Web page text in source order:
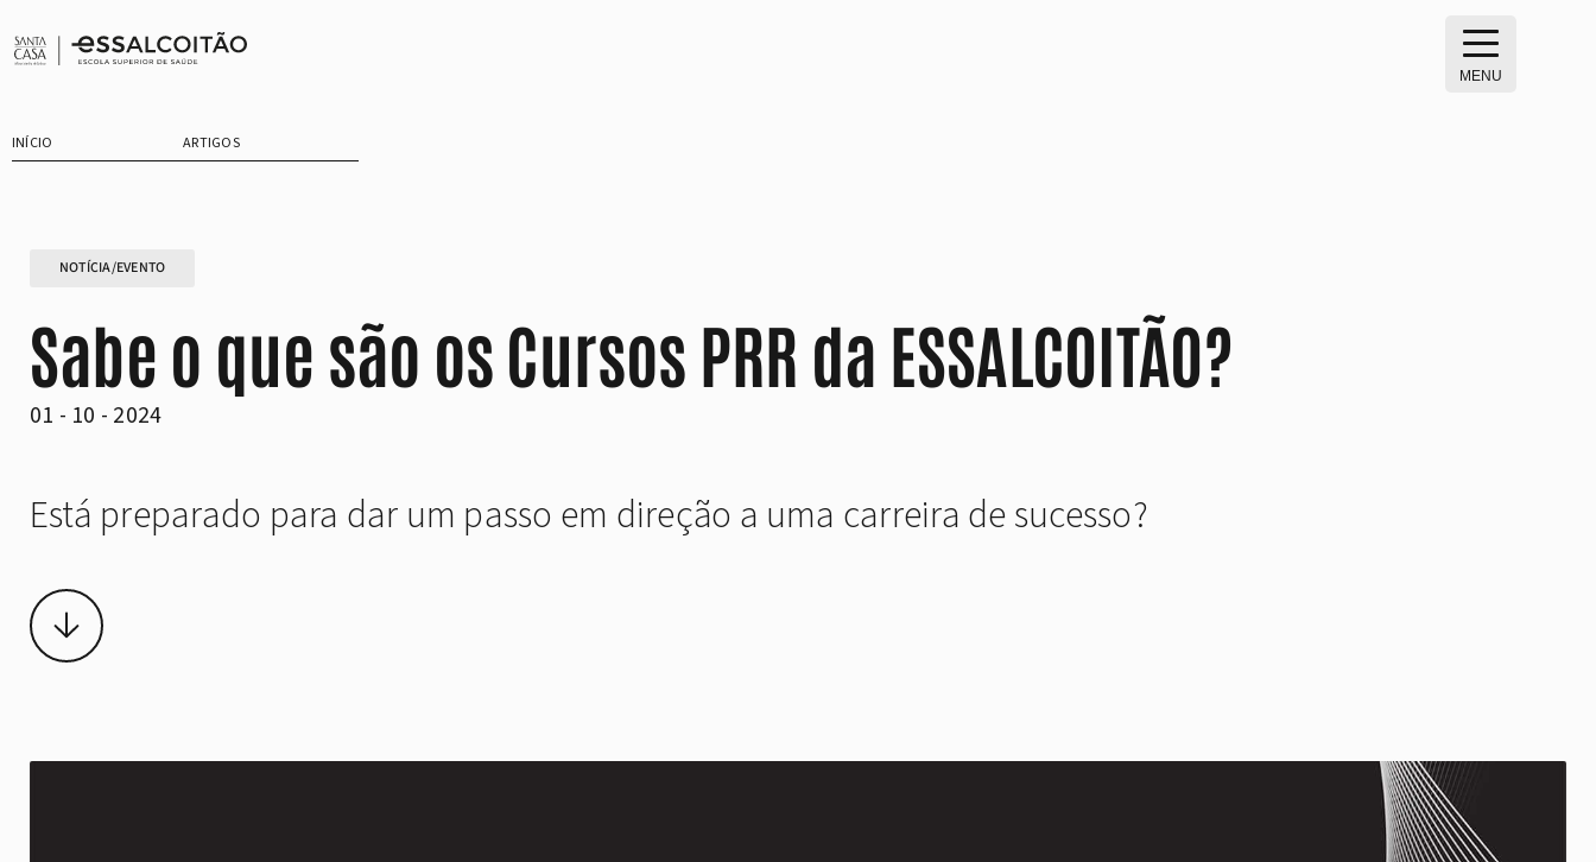
para
MENU
INÍCIO ARTIGOS
NOTÍCIA/EVENTO
Sabe o que são os Cursos PRR da ESSALCOITÃO?
01 - 10 - 2024
Está preparado para dar um passo em direção a uma carreira de sucesso?